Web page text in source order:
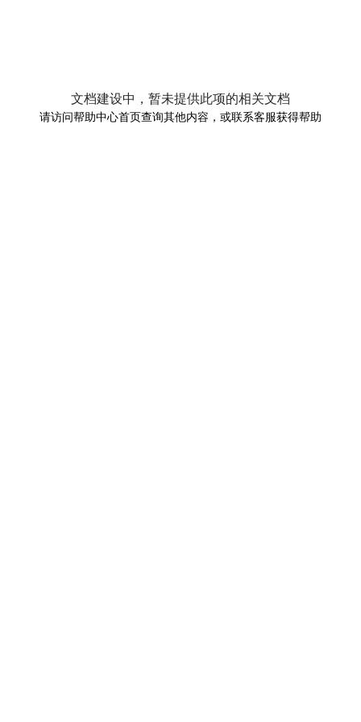
文档建设中，暂未提供此项的相关文档
请访问帮助中心首页查询其他内容，或联系客服获得帮助